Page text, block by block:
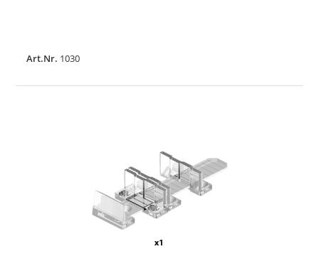
Art.Nr. 1030